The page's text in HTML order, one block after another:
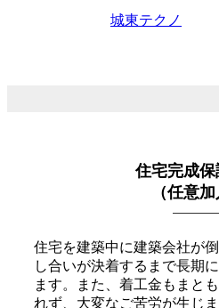
城東テクノ
住宅完成
（任意加
住宅を建築中に建築会社が
し合いが決着するまで長期
ます。また、着工金もまと
れず、大変なご苦労が生じ